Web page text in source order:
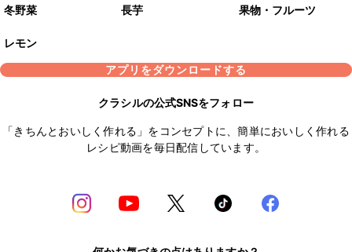
冬野菜 長芋 果物・フルーツ
レモン
アプリをダウンロードする
クラシルの公式SNSをフォロー
「きちんとおいしく作れる」をコンセプトに、簡単においしく作れる
レシピ動画を毎日配信しています。